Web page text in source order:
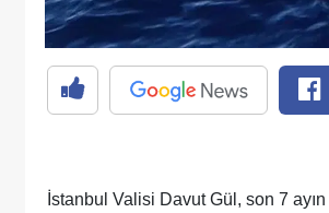
İstanbul Valisi Davut Gül, son 7